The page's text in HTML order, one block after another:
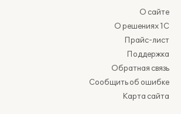
О сайте
О решениях 1С
Прайс-лист
Поддержка
Обратная связь
Сообщить об ошибке
Карта сайта